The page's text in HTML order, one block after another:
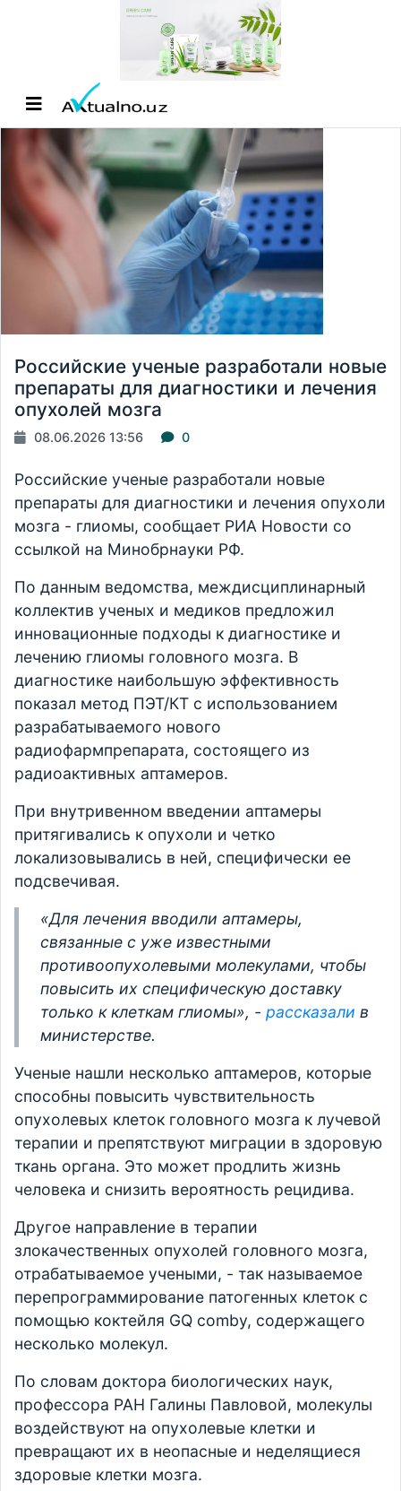
Российские ученые разработали новые
препараты для диагностики и лечения
опухолей мозга
08.06.2026 13:56 0
Российские ученые разработали новые
препараты для диагностики и лечения опухоли
мозга - глиомы, сообщает РИА Новости со
ссылкой на Минобрнауки РФ.
По данным ведомства, междисциплинарный
коллектив ученых и медиков предложил
инновационные подходы к диагностике и
лечению глиомы головного мозга. В
диагностике наибольшую эффективность
показал метод ПЭТ/КТ с использованием
разрабатываемого нового
радиофармпрепарата, состоящего из
радиоактивных аптамеров.
При внутривенном введении аптамеры
притягивались к опухоли и четко
локализовывались в ней, специфически ее
подсвечивая.
«Для лечения вводили аптамеры,
связанные с уже известными
противоопухолевыми молекулами, чтобы
повысить их специфическую доставку
только к клеткам глиомы», - рассказали в
министерстве.
Ученые нашли несколько аптамеров, которые
способны повысить чувствительность
опухолевых клеток головного мозга к лучевой
терапии и препятствуют миграции в здоровую
ткань органа. Это может продлить жизнь
человека и снизить вероятность рецидива.
Другое направление в терапии
злокачественных опухолей головного мозга,
отрабатываемое учеными, - так называемое
перепрограммирование патогенных клеток с
помощью коктейля GQ comby, содержащего
несколько молекул.
По словам доктора биологических наук,
профессора РАН Галины Павловой, молекулы
воздействуют на опухолевые клетки и
превращают их в неопасные и неделящиеся
здоровые клетки мозга.